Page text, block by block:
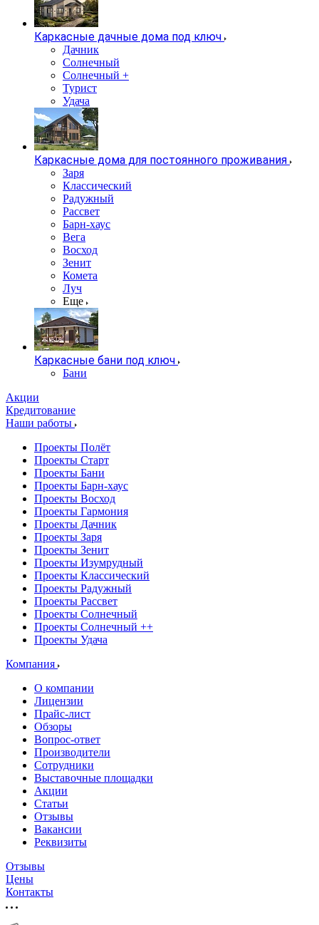
Каркасные дачные дома под ключ
Дачник
Солнечный
Солнечный +
Турист
Удача
Каркасные дома для постоянного проживания
Заря
Классический
Радужный
Рассвет
Барн-хаус
Вега
Восход
Зенит
Комета
Луч
Еще
Каркасные бани под ключ
Бани
Акции
Кредитование
Наши работы
Проекты Полёт
Проекты Старт
Проекты Бани
Проекты Барн-хаус
Проекты Восход
Проекты Гармония
Проекты Дачник
Проекты Заря
Проекты Зенит
Проекты Изумрудный
Проекты Классический
Проекты Радужный
Проекты Рассвет
Проекты Солнечный
Проекты Солнечный ++
Проекты Удача
Компания
О компании
Лицензии
Прайс-лист
Обзоры
Вопрос-ответ
Производители
Сотрудники
Выставочные площадки
Акции
Статьи
Отзывы
Вакансии
Реквизиты
Отзывы
Цены
Контакты